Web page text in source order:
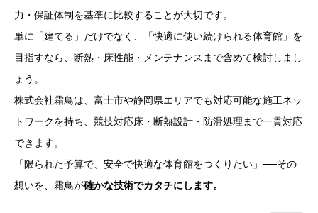
力・保証体制を基準に比較することが大切です。
単に「建てる」だけでなく、「快適に使い続けられる体育館」を
目指すなら、断熱・床性能・メンテナンスまで含めて検討しまし
ょう。
株式会社霜鳥は、富士市や静岡県エリアでも対応可能な施工ネッ
トワークを持ち、競技対応床・断熱設計・防滑処理まで一貫対応
できます。
「限られた予算で、安全で快適な体育館をつくりたい」──その
想いを、霜鳥が確かな技術でカタチにします。